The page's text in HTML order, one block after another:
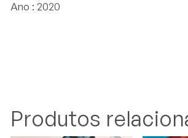
Ano : 2020
Produtos